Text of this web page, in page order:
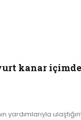
kanar
yardımlarıyla